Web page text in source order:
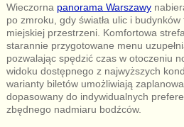
Wieczorna panorama Warszawy
po zmroku, gdy światła ulic i
miejskiej przestrzeni. Komfortowa
starannie przygotowane menu
pozwalając spędzić czas w otoczeniu
widoku dostępnego z najwyższych
warianty biletów umożliwiają
dopasowany do indywidualnych
zbędnego nadmiaru bodźców.